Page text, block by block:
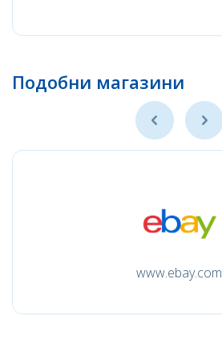
Подобни магазини
www.ebay.com